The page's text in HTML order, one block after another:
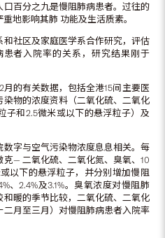
口百分之九是慢阻肺病患者。过往的
地影响其肺 功能及生活质素。
社区及家庭医学系合作研究，评估
者入院率的关系，研究结果刚于
的有关数据，包括全港15间主要医
物的浓度资料（二氧化硫、二氧化
子和2.5微米或以下的悬浮粒子）及
字与空气污染物浓度息息相关。每
— 二氧化硫、二氧化氮、臭氧、10
以下的悬浮粒子，并分别增加慢阻
、2.4%及3.1%。臭氧浓度对慢阻肺
暖的季节比较，二氧化硫、二氧化
月至三月）对慢阻肺病患者入院率